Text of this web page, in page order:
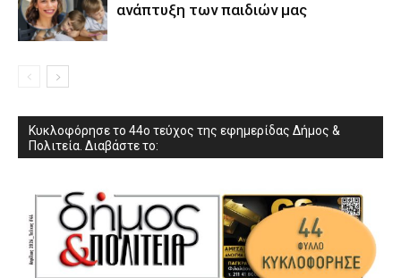
ανάπτυξη των παιδιών µας
Κυκλοφόρησε το 44ο τεύχος της εφημερίδας Δήμος &
Πολιτεία. Διαβάστε το: